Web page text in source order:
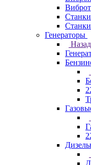
Генераторы
Назад